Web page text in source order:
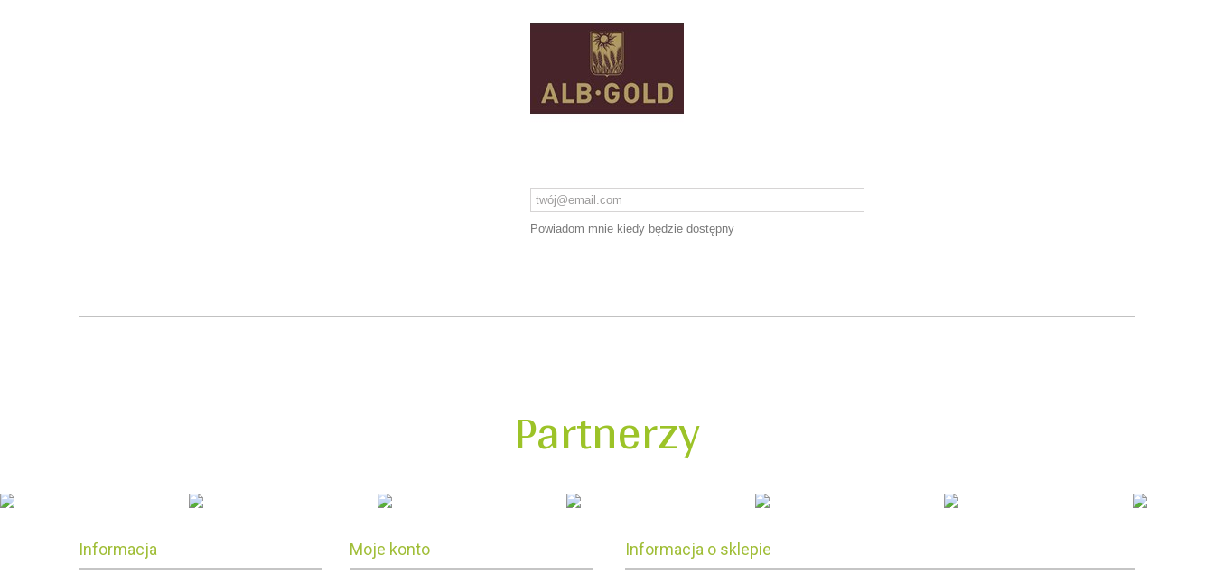
Powiadom mnie kiedy będzie dostępny
Partnerzy
Informacja Moje konto Informacja o sklepie